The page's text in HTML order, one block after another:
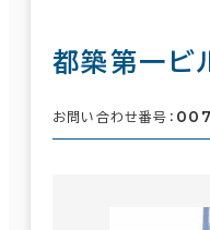
都築第一ビ
お問い合わせ番号：